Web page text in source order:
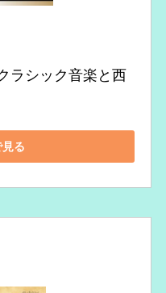
ラシック音楽と西
る